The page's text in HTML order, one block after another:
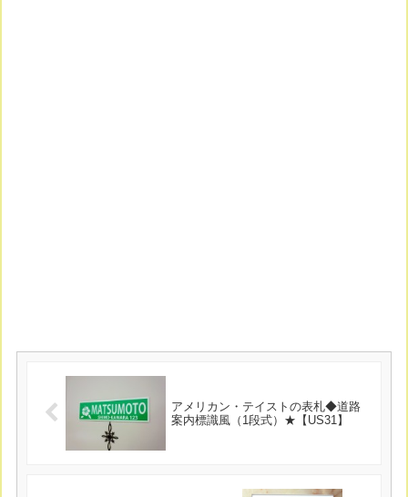
アメリカン・テイストの表札◆道路
案内標識風（1段式）★【US31】